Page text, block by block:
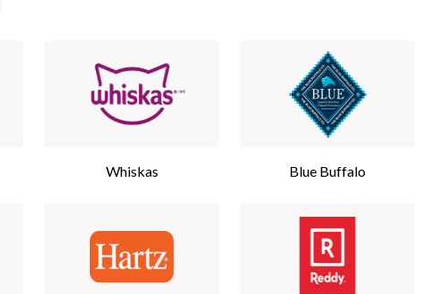
Whiskas Blue Buffalo